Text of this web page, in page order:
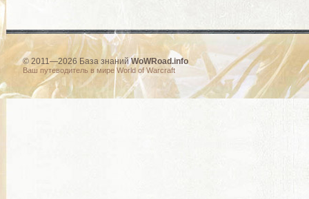
© 2011—2026 База знанийWoWRoad.info
Ваш путеводитель в мире World of Warcraft